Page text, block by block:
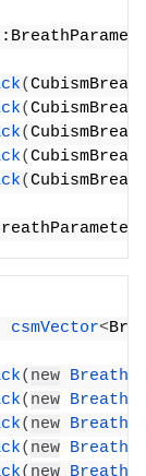
(
(
(
(
(
csmVector<
( new
( new
( new
( new
( new